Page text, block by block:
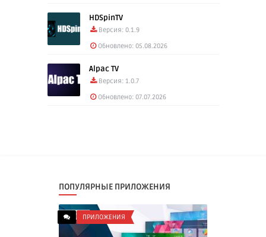
HDSpinTV
Версия: 0.1.9
Обновлено: 05.08.2026
Alpac TV
Версия: 1.0.7
Обновлено: 07.07.2026
ПОПУЛЯРНЫЕ ПРИЛОЖЕНИЯ
ПРИЛОЖЕНИЯ